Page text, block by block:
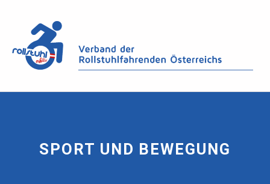
SPORT UND BEWEGUNG